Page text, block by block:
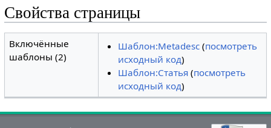
Свойства страницы
Включённые
шаблоны (2)
Шаблон:Metadesc(посмотреть
исходный код)
Шаблон:Статья(посмотреть
исходный код)